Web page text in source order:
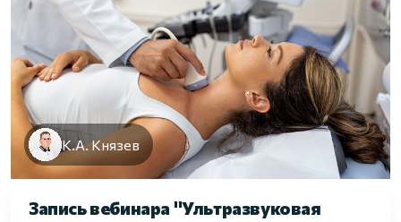
К.А. Князев
Запись вебинара "Ультразвуковая